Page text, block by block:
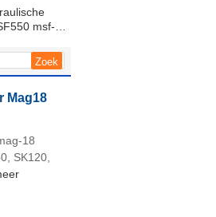
msf-
Mag18
18
SK120,